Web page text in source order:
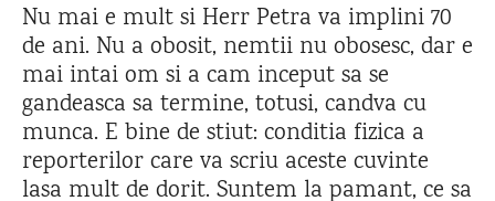
Nu mai e mult si Herr Petra va implini 70
de ani. Nu a obosit, nemtii nu obosesc, dar e
mai intai om si a cam inceput sa se
gandeasca sa termine, totusi, candva cu
munca. E bine de stiut: conditia fizica a
reporterilor care va scriu aceste cuvinte
lasa mult de dorit. Suntem la pamant, ce sa